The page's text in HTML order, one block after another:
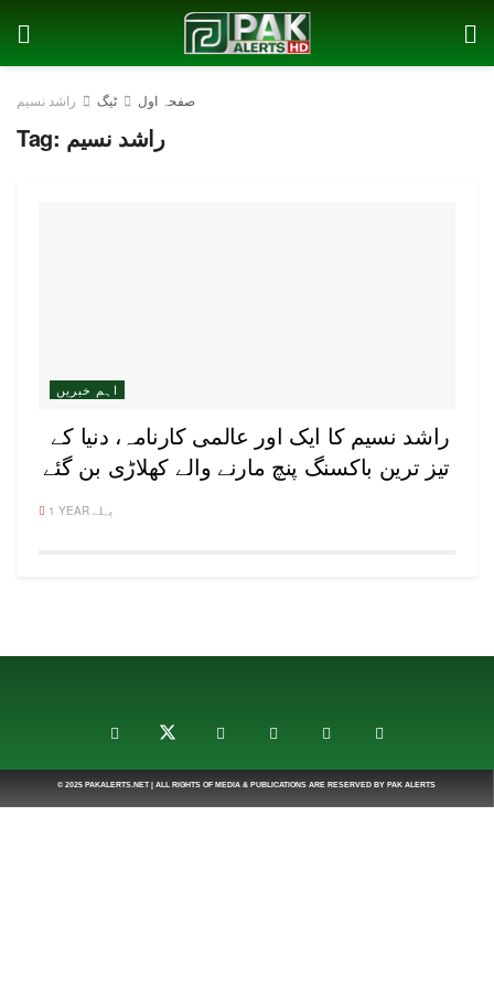
صفحہ اول ٹیگ راشد نسیم
Tag: راشد نسیم
اہم خبریں
راشد نسیم کا ایک اور عالمی کارنامہ، دنیا کے
تیز ترین باکسنگ پنچ مارنے والے کھلاڑی بن گئے
1 YEAR پہلے
© 2025 PAKALERTS.NET| ALL RIGHTS OF MEDIA & PUBLICATIONS ARE RESERVED BY PAK ALERTS